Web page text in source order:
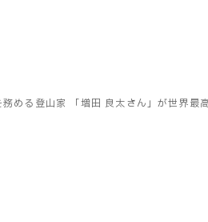
める登山家 「増田 良太さん」が世界最